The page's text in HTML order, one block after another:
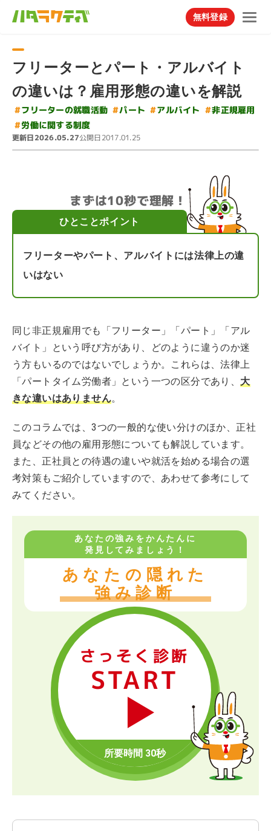
無料登録
フリーターとパート・アルバイト
の違いは？雇用形態の違いを解説
#フリーターの就職活動 #パート #アルバイト #非正規雇用
#労働に関する制度
更新日2026.05.27公開日2017.01.25
まずは10秒で理解！
ひとことポイント
フリーターやパート、アルバイトには法律上の違
いはない
同じ非正規雇用でも「フリーター」「パート」「アル
バイト」という呼び方があり、どのように違うのか迷
う方もいるのではないでしょうか。これらは、法律上
「パートタイム労働者」という一つの区分であり、大
きな違いはありません。
このコラムでは、3つの一般的な使い分けのほか、正社
員などその他の雇用形態についても解説しています。
また、正社員との待遇の違いや就活を始める場合の選
考対策もご紹介していますので、あわせて参考にして
みてください。
あなたの強みをかんたんに
発見してみましょう！
あなたの隠れた
強み診断
さっそく診断
START